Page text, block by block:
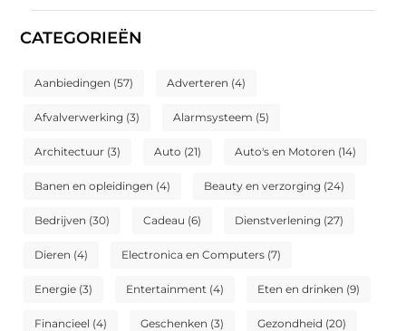
CATEGORIEËN
Aanbiedingen (57) Adverteren (4)
Afvalverwerking (3) Alarmsysteem (5)
Architectuur (3) Auto (21) Auto's en Motoren (14)
Banen en opleidingen (4) Beauty en verzorging (24)
Bedrijven (30) Cadeau (6) Dienstverlening (27)
Dieren (4) Electronica en Computers (7)
Energie (3) Entertainment (4) Eten en drinken (9)
Financieel (4) Geschenken (3) Gezondheid (20)